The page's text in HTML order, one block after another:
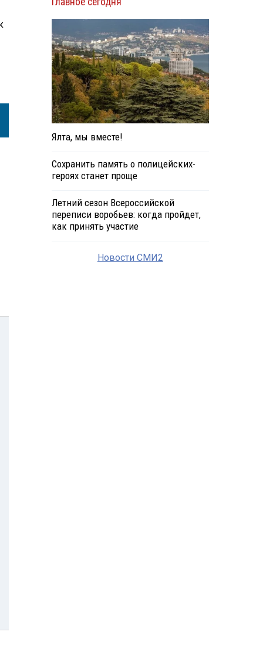
Ялта, мы вместе!
Сохранить память о полицейских-
героях станет проще
Летний сезон Всероссийской
переписи воробьев: когда пройдет,
как принять участие
Новости СМИ2